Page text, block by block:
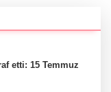
etti: 15 Temmuz